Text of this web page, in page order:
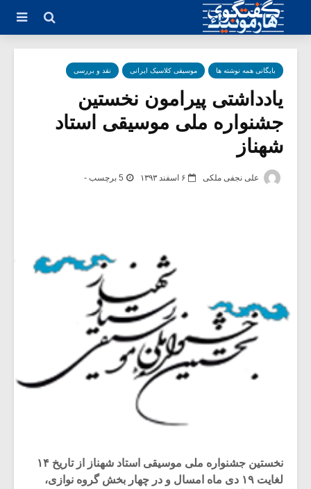
بایگانی همه نوشته ها موسیقی کلاسیک ایرانی نقد و بررسی
یادداشتی پیرامون نخستین
جشنواره ملی موسیقی استاد
شهناز
علی نجفی ملکی ۶ اسفند ۱۳۹۳ 5 برچسب -
نخستین جشنواره ملی موسیقی استاد شهناز از تاریخ ۱۴
لغایت ۱۹ دی ماه امسال و در چهار بخش گروه نوازی،